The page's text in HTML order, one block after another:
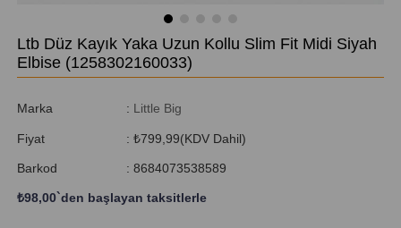
Ltb Düz Kayık Yaka Uzun Kollu Slim Fit Midi Siyah
Elbise (1258302160033)
Marka : Little Big
Fiyat : ₺799,99(KDV Dahil)
Barkod : 8684073538589
₺98,00`den başlayan taksitlerle